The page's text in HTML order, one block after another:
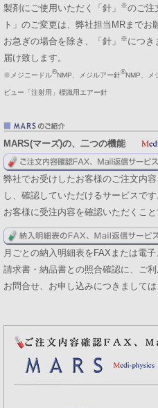
製剤にご使用いただく「針」 ※のご注
ト」のご変更は、弊社担当MRまでお
お急ぎの場合を除き、「針」
※につき
届け致します。
※メジニードル®NMP、メジルアー針®NMP、メ
ビュー「注射用」標識用エアー針
MARS(マーズ)の、二つの機能
弊社でお受けしたお客様のご注文内
し、確認していただけるサービスです
お客様に受注内容を確認いただくこ
月ごとの納入明細表をFAXまたは電
請求書・納品書との照合確認に、ご利
お問合せ、お申し込みにつきまして